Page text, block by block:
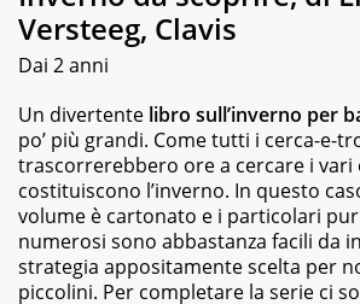
Versteeg, Clavis
Dai 2 anni
Un divertente libro sull’inverno per
po’ più grandi. Come tutti i cerca-e-
trascorrerebbero ore a cercare i vari
costituiscono l’inverno. In questo
volume è cartonato e i particolari
numerosi sono abbastanza facili da
strategia appositamente scelta per
piccolini. Per completare la serie ci